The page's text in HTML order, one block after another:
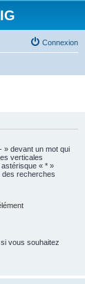
Connexion
» devant un mot qui
verticales
« * »
recherches
vous souhaitez